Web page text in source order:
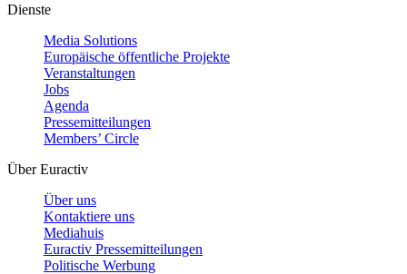
Dienste
Media Solutions
Europäische öffentliche Projekte
Veranstaltungen
Jobs
Agenda
Pressemitteilungen
Members’ Circle
Über Euractiv
Über uns
Kontaktiere uns
Mediahuis
Euractiv Pressemitteilungen
Politische Werbung